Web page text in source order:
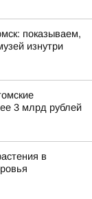
показываем,
изнутри
3 млрд рублей
в